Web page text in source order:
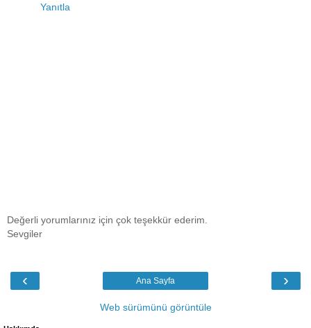
Yanıtla
Değerli yorumlarınız için çok teşekkür ederim.
Sevgiler
‹ ›
Ana Sayfa
Web sürümünü görüntüle